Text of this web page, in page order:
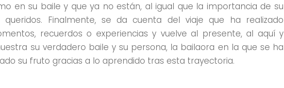
en su baile y que ya no están, al igual que la importancia de su
Finalmente, se da cuenta del viaje que ha realizado
recuerdos o experiencias y vuelve al presente, al aquí y
su verdadero baile y su persona, la bailaora en la que se ha
su fruto gracias a lo aprendido tras esta trayectoria.